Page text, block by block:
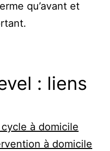
qu’avant et
: liens
à domicile
à domicile